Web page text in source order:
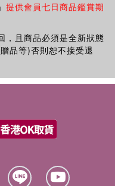
提供會員七日商品鑑賞期
，且商品必須是全新狀態
品等)否則恕不接受退